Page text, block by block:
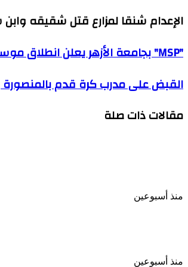
الإعدام شنقا لمزارع قتل شقيقه
"MSP"
بجامعة
يعلن
انطلاق
2026
"MSP" بجامعة الأزهر يعلن انطلاق موسم 2026 وإطلاق حملة قرطبة لاستقطاب الطلاب
القبض
على
كرة
ويصورهم
القبض على مدرب كرة قدم
مقالات ذات صلة
منذ أسبوعين
منذ أسبوعين